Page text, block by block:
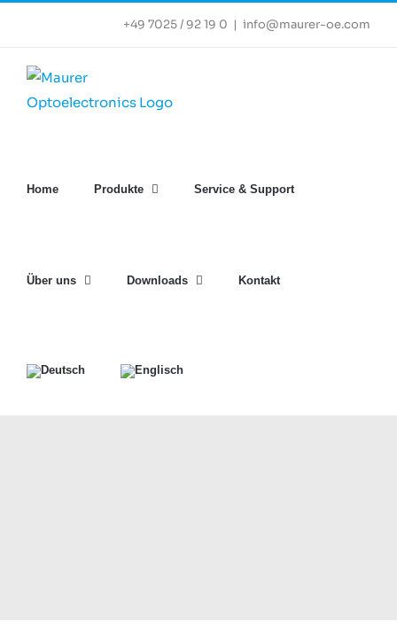
+49 7025 / 92 19 0 | info@maurer-oe.com
Home Produkte Service & Support
Über uns Downloads Kontakt